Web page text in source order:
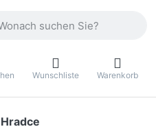
Wunschliste Warenkorb